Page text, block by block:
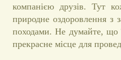
компанією друзів. Тут
природне оздоровлення з
походами. Не думайте, що
прекрасне місце для